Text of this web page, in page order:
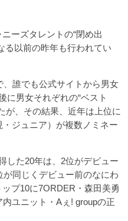
ーズタレントの“閉め出
る以前の昨年も行われてい
誰でも公式サイトから男女
に男女それぞれの“ベスト
が、その結果、近年は上位に
ジュニア）が複数ノミネー
した20年は、2位がデビュー
同じくデビュー前のなにわ
プ10に7ORDER・森田美勇
ユニット・Aぇ! groupの正